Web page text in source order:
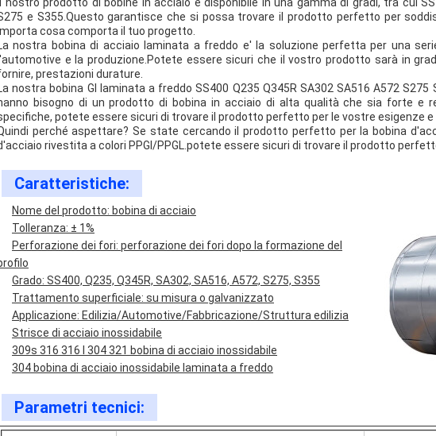
e S355.Questo garantisce che si possa trovare il prodotto perfetto per
cosa comporta il tuo progetto.
nostra bobina di acciaio laminata a freddo e' la soluzione perfetta per una
e la produzione.Potete essere sicuri che il vostro prodotto sarà in
prestazioni durature.
nostra bobina GI laminata a freddo SS400 Q235 Q345R SA302 SA516 A572
bisogno di un prodotto di bobina in acciaio di alta qualità che sia forte e
potete essere sicuri di trovare il prodotto perfetto per le vostre esigenze e
perché aspettare? Se state cercando il prodotto perfetto per la bobina
rivestita a colori PPGI/PPGL.potete essere sicuri di trovare il prodotto
Caratteristiche:
Nome del prodotto: bobina di acciaio
Tolleranza: ± 1%
Perforazione dei fori: perforazione dei fori dopo la formazione del
Grado: SS400, Q235, Q345R, SA302, SA516, A572, S275, S355
Trattamento superficiale: su misura o galvanizzato
Applicazione: Edilizia/Automotive/Fabbricazione/Struttura edilizia
Strisce di acciaio inossidabile
309s 316 316 l 304 321 bobina di acciaio inossidabile
304 bobina di acciaio inossidabile laminata a freddo
Parametri tecnici: